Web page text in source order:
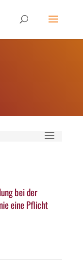
bei der
eine Pflicht